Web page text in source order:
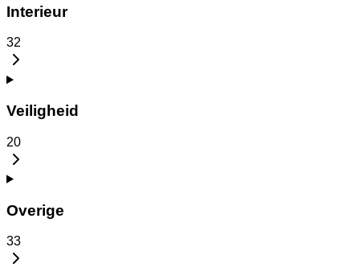
Interieur
32
Veiligheid
20
Overige
33